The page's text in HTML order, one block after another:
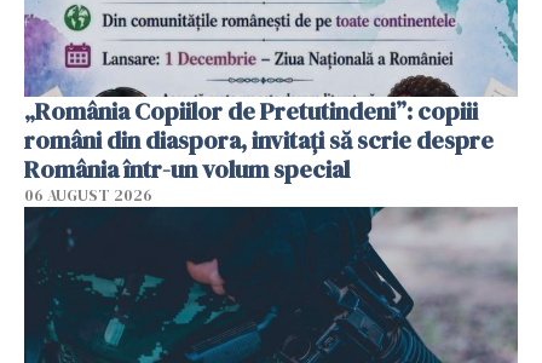
„România Copiilor de Pretutindeni”: copiii
români din diaspora, invitați să scrie despre
România într-un volum special
06 AUGUST 2026